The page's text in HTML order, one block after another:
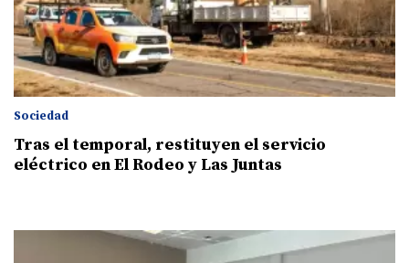
Sociedad
Tras el temporal, restituyen el servicio
eléctrico en El Rodeo y Las Juntas